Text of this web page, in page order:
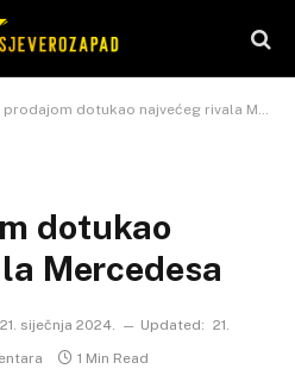
dotukao najvećeg rivala Mercedesa
dotukao
Mercedesa
21. siječnja 2024. Updated: 21.
1 Min Read